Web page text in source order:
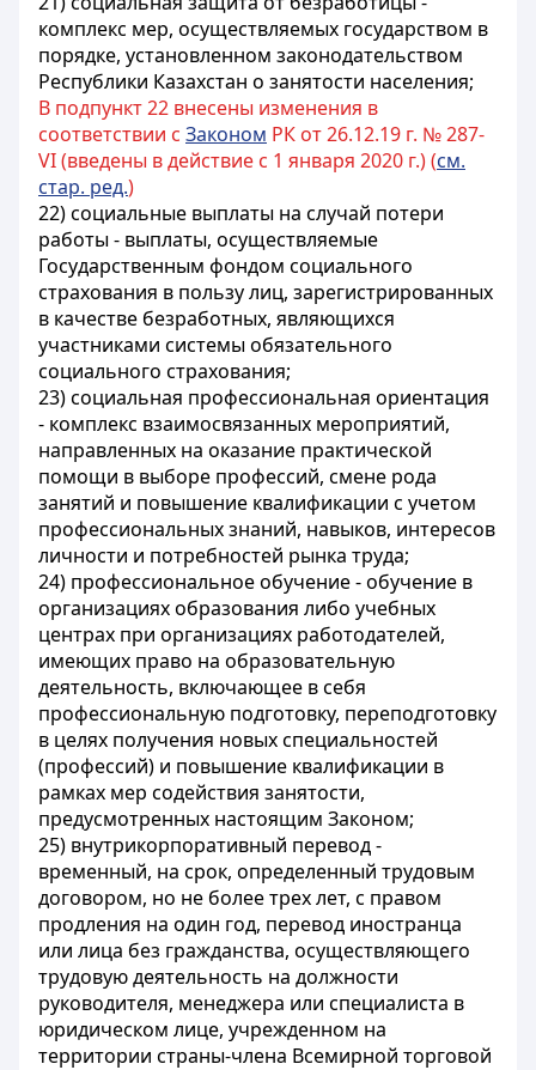
комплекс мер, осуществляемых государством в
порядке, установленном законодательством
Республики Казахстан о занятости населения;
В подпункт 22 внесены изменения в
соответствии с Законом РК от 26.12.19 г. № 287-
VI (введены в действие с 1 января 2020 г.) (см.
стар. ред.)
22) социальные выплаты на случай потери
работы - выплаты, осуществляемые
Государственным фондом социального
страхования в пользу лиц, зарегистрированных
в качестве безработных, являющихся
участниками системы обязательного
социального страхования;
23) социальная профессиональная ориентация
- комплекс взаимосвязанных мероприятий,
направленных на оказание практической
помощи в выборе профессий, смене рода
занятий и повышение квалификации с учетом
профессиональных знаний, навыков, интересов
личности и потребностей рынка труда;
24) профессиональное обучение - обучение в
организациях образования либо учебных
центрах при организациях работодателей,
имеющих право на образовательную
деятельность, включающее в себя
профессиональную подготовку, переподготовку
в целях получения новых специальностей
(профессий) и повышение квалификации в
рамках мер содействия занятости,
предусмотренных настоящим Законом;
25) внутрикорпоративный перевод -
временный, на срок, определенный трудовым
договором, но не более трех лет, с правом
продления на один год, перевод иностранца
или лица без гражданства, осуществляющего
трудовую деятельность на должности
руководителя, менеджера или специалиста в
юридическом лице, учрежденном на
территории страны-члена Всемирной торговой